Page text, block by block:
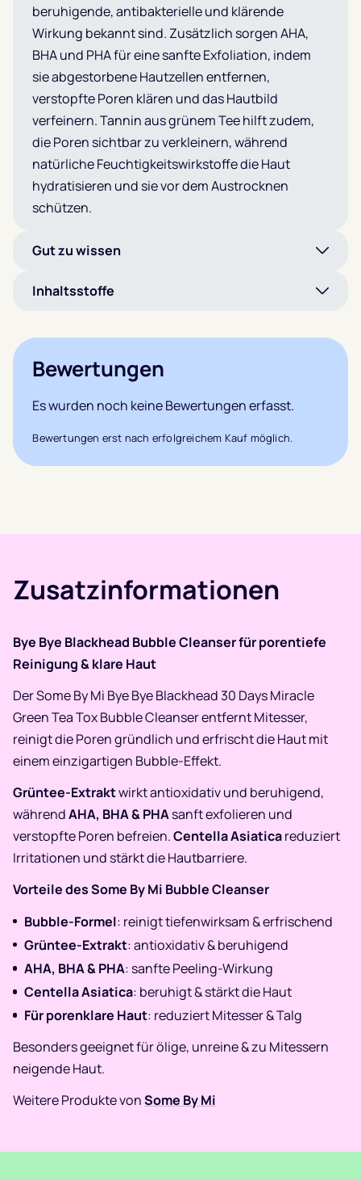
beruhigende, antibakterielle und klärende
Wirkung bekannt sind. Zusätzlich sorgen AHA,
BHA und PHA für eine sanfte Exfoliation, indem
sie abgestorbene Hautzellen entfernen,
verstopfte Poren klären und das Hautbild
verfeinern. Tannin aus grünem Tee hilft zudem,
die Poren sichtbar zu verkleinern, während
natürliche Feuchtigkeitswirkstoffe die Haut
hydratisieren und sie vor dem Austrocknen
schützen.
Gut zu wissen
Inhaltsstoffe
Bewertungen
Es wurden noch keine Bewertungen erfasst.
Bewertungen erst nach erfolgreichem Kauf möglich.
Zusatzinformationen
Bye Bye Blackhead Bubble Cleanser für porentiefe
Reinigung & klare Haut
Der Some By Mi Bye Bye Blackhead 30 Days Miracle
Green Tea Tox Bubble Cleanser entfernt Mitesser,
reinigt die Poren gründlich und erfrischt die Haut mit
einem einzigartigen Bubble-Effekt.
Grüntee-Extraktwirkt antioxidativ und beruhigend,
währendAHA, BHA & PHAsanft exfolieren und
verstopfte Poren befreien.Centella Asiaticareduziert
Irritationen und stärkt die Hautbarriere.
Vorteile des Some By Mi Bubble Cleanser
Bubble-Formel: reinigt tiefenwirksam & erfrischend
Grüntee-Extrakt: antioxidativ & beruhigend
AHA, BHA & PHA: sanfte Peeling-Wirkung
Centella Asiatica: beruhigt & stärkt die Haut
Für porenklare Haut: reduziert Mitesser & Talg
Besonders geeignet für ölige, unreine & zu Mitessern
neigende Haut.
Weitere Produkte vonSome By Mi